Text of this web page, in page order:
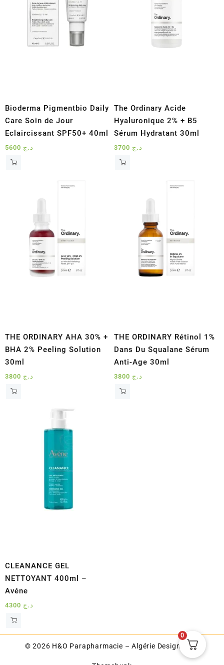
Bioderma Pigmentbio Daily
Care Soin de Jour
Eclaircissant SPF50+ 40ml
د.ج
The Ordinary Acide
Hyaluronique 2% + B5
Sérum Hydratant 30ml
د.ج
THE ORDINARY AHA 30% +
BHA 2% Peeling Solution
30ml
د.ج
THE ORDINARY Rétinol 1%
Dans Du Squalane Sérum
Anti-Age 30ml
د.ج
CLEANANCE GEL
NETTOYANT 400ml –
Avéne
د.ج
© 2026 H&O Parapharmacie – Algérie Designed by
0